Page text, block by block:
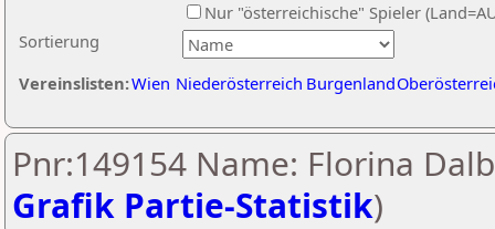
Sortierung
Nur "österreichische" Spieler
Vereinslisten:Wien Niederösterreich Burgenland
Pnr:149154 Name: Florina
Grafik Partie-Statistik)